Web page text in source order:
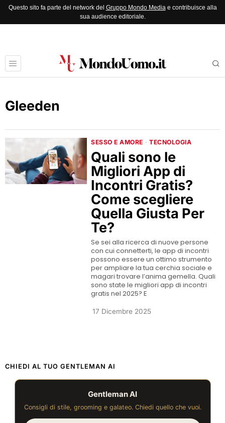
Questo sito fa parte del network del Gruppo Mondo Mediae contribuisce alla
sua audience editoriale.
Gleeden
SESSO E AMORE · TECNOLOGIA
Quali sono le
Migliori App di
Incontri Gratis?
Come scegliere
Quella Giusta Per
Te?
Se sei alla ricerca di nuove persone
con cui connetterti, le app di incontri
possono essere un ottimo strumento
per ampliare la tua cerchia sociale e
magari trovare l’anima gemella. Quali
sono state le migliori app di incontri
gratis nel 2025? E
17 Dicembre 2025
CHIEDI AL TUO GENTLEMAN AI
Gentleman AI
Consigli di stile, grooming e galateo. Chiedi quello che vuoi.